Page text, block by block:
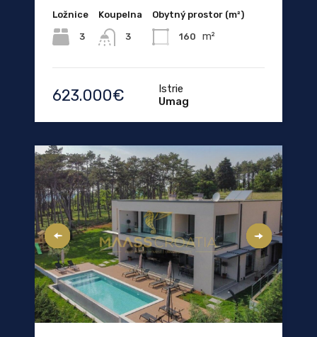
Ložnice
3
Koupelna
3
Obytný prostor (m²)
160 m²
623.000€
Istrie
Umag